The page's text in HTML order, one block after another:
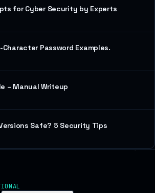
for Cyber Security by Experts
Password Examples.
– Manual Writeup
Safe? 5 Security Tips